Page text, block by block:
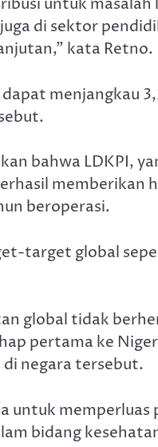
untuk masalah
di sektor
kata Retno.
menjangkau
bahwa LDKPI,
memberikan
beroperasi.
target global
global tidak
pertama ke
negara tersebut.
untuk memperluas
bidang